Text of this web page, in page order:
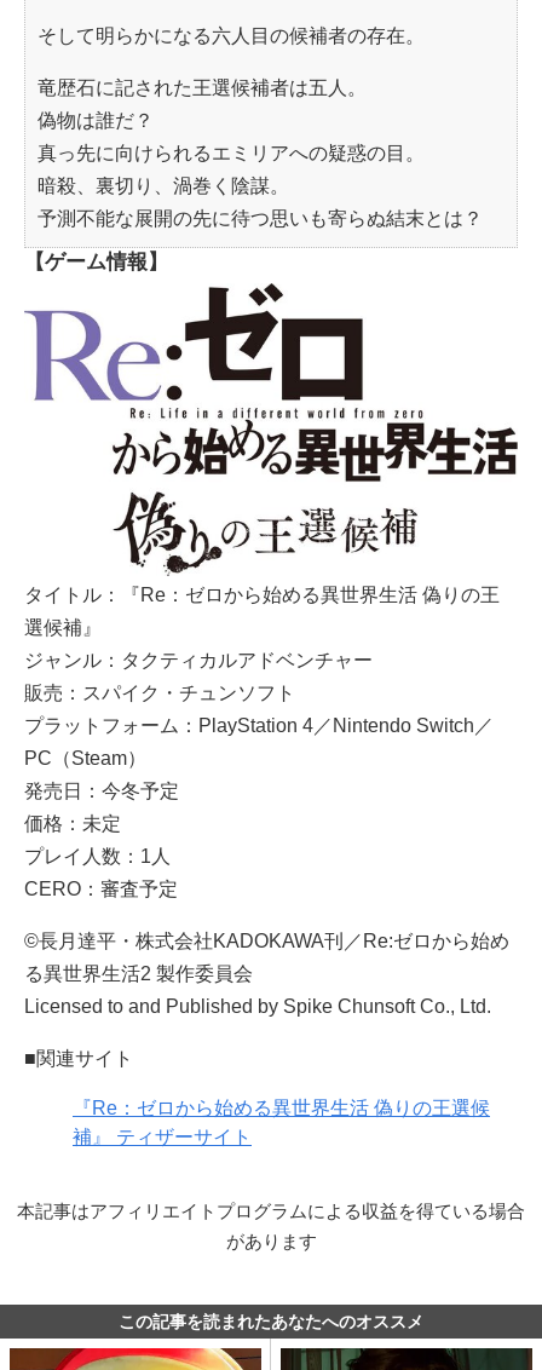
そして明らかになる六人目の候補者の存在。
竜歴石に記された王選候補者は五人。
偽物は誰だ？
真っ先に向けられるエミリアへの疑惑の目。
暗殺、裏切り、渦巻く陰謀。
予測不能な展開の先に待つ思いも寄らぬ結末とは？
【ゲーム情報】
タイトル：『Re：ゼロから始める異世界生活 偽りの王
選候補』
ジャンル：タクティカルアドベンチャー
販売：スパイク・チュンソフト
プラットフォーム：PlayStation 4／Nintendo Switch／
PC（Steam）
発売日：今冬予定
価格：未定
プレイ人数：1人
CERO：審査予定
©長月達平・株式会社KADOKAWA刊／Re:ゼロから始め
る異世界生活2 製作委員会
Licensed to and Published by Spike Chunsoft Co., Ltd.
■関連サイト
『Re：ゼロから始める異世界生活 偽りの王選候
補』 ティザーサイト
本記事はアフィリエイトプログラムによる収益を得ている場合
があります
この記事を読まれたあなたへのオススメ